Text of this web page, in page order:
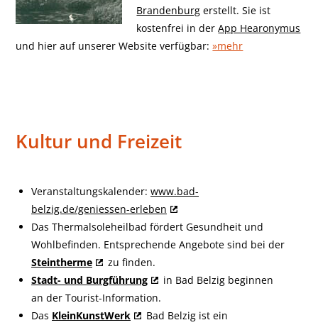
Brandenburg erstellt. Sie ist
kostenfrei in derApp Hearonymus
und hier auf unserer Website verfügbar:»mehr
Kultur und Freizeit
Veranstaltungskalender: www.bad-
belzig.de/geniessen-erleben
Das Thermalsoleheilbad fördert Gesundheit und
Wohlbefinden. Entsprechende Angebote sind bei der
Steintherme
zu finden.
Stadt- und Burgführung
in Bad Belzig beginnen
an der Tourist-Information.
Das KleinKunstWerk
Bad Belzig ist ein